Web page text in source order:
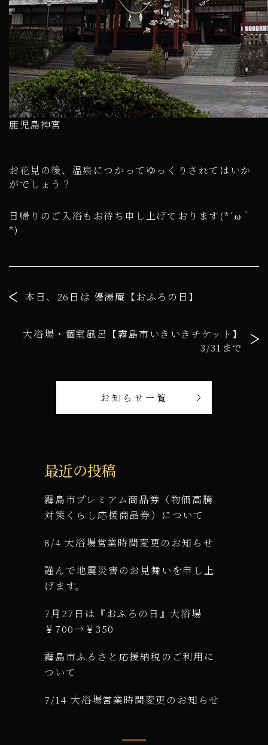
鹿児島神宮
お花見の後、温泉につかってゆっくりされてはいか
がでしょう？
日帰りのご入浴もお待ち申し上げております(*´ω｀
*)
本日、26日は 優湯庵【おふろの日】
大浴場・個室風呂【霧島市いきいきチケット】
3/31まで
お知らせ一覧
最近の投稿
霧島市プレミアム商品券（物価高騰
対策くらし応援商品券）について
8/4 大浴場営業時間変更のお知らせ
謹んで地震災害のお見舞いを申し上
げます。
7月27日は『おふろの日』大浴場
￥700→￥350
霧島市ふるさと応援納税のご利用に
ついて
7/14 大浴場営業時間変更のお知らせ